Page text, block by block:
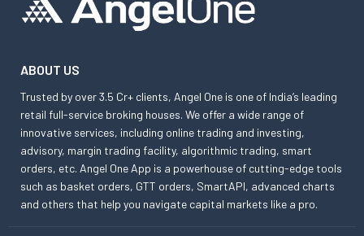
ABOUT US
Trusted by over 3.5 Cr+ clients, Angel One is one of India’s leading
retail full-service broking houses. We offer a wide range of
innovative services, including online trading and investing,
advisory, margin trading facility, algorithmic trading, smart
orders, etc. Angel One App is a powerhouse of cutting-edge tools
such as basket orders, GTT orders, SmartAPI, advanced charts
and others that help you navigate capital markets like a pro.